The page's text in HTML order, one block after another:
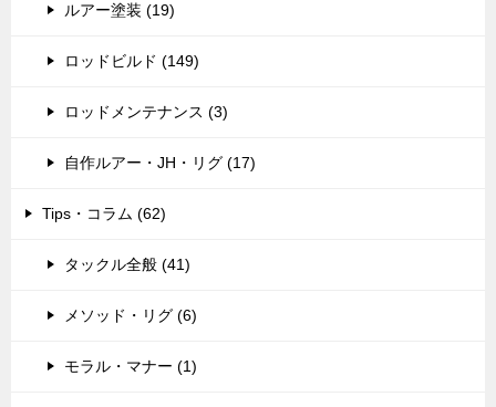
ルアー塗装 (19)
ロッドビルド (149)
ロッドメンテナンス (3)
自作ルアー・JH・リグ (17)
Tips・コラム (62)
タックル全般 (41)
メソッド・リグ (6)
モラル・マナー (1)